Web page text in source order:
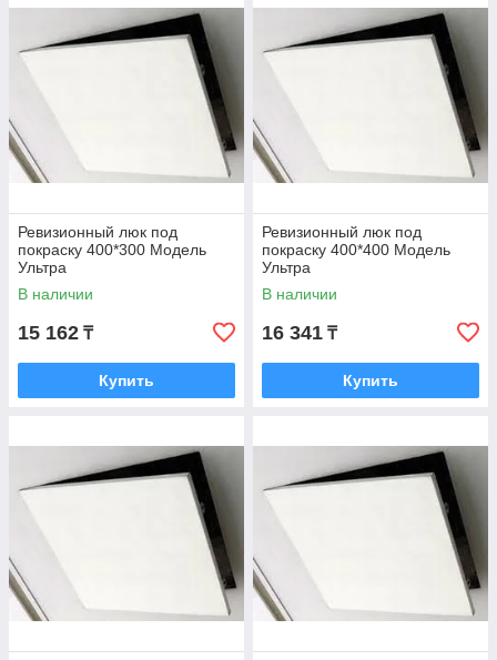
Ревизионный люк под
покраску 400*300 Модель
Ультра
В наличии
15 162 ₸
Купить
Ревизионный люк под
покраску 400*400 Модель
Ультра
В наличии
16 341 ₸
Купить